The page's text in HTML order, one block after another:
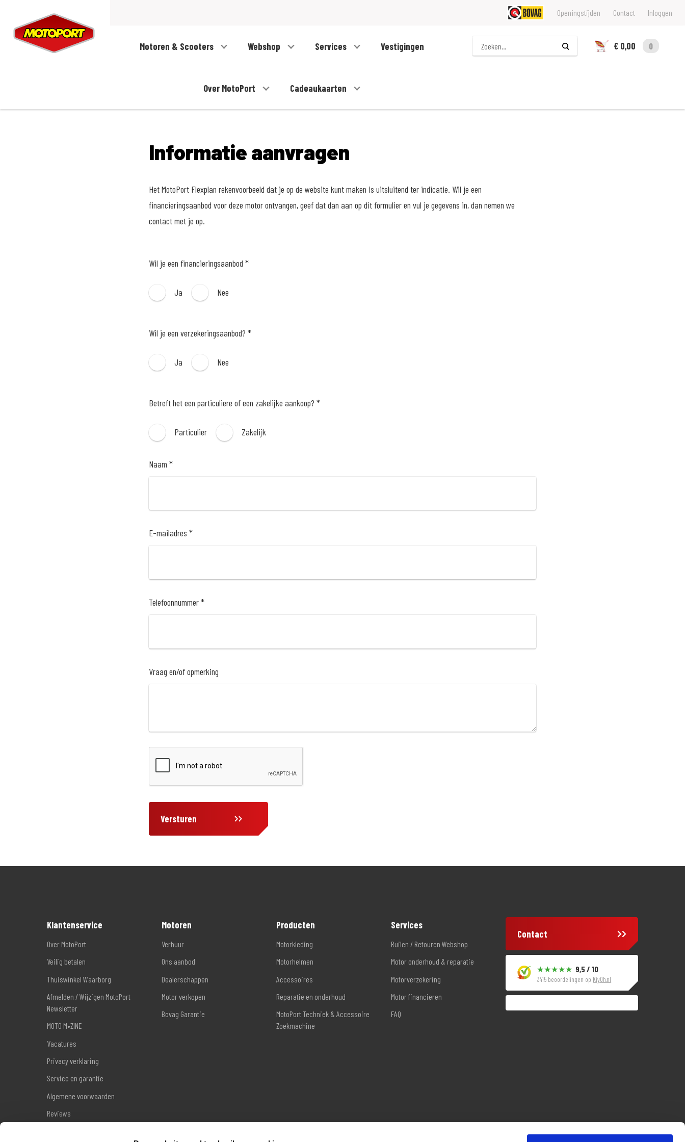
Openingstijden Contact Inloggen
Motoren & Scooters Webshop Services Vestigingen
Over MotoPort Cadeaukaarten
Zoeken
€ 0,00
0
Informatie aanvragen
Het MotoPort Flexplan rekenvoorbeeld dat je op de website kunt maken is uitsluitend ter indicatie. Wil je een
financieringsaanbod voor deze motor ontvangen, geef dat dan aan op dit formulier en vul je gegevens in, dan nemen we
contact met je op.
Wil je een financieringsaanbod *
Ja Nee
Wil je een verzekeringsaanbod? *
Ja Nee
Betreft het een particuliere of een zakelijke aankoop? *
Particulier Zakelijk
Naam *
E-mailadres *
Telefoonnummer *
Vraag en/of opmerking
Versturen
Klantenservice
Over MotoPort
Veilig betalen
Thuiswinkel Waarborg
Afmelden / Wijzigen MotoPort
Newsletter
MOTO M•ZINE
Vacatures
Privacy verklaring
Service en garantie
Algemene voorwaarden
Reviews
Motoren
Verhuur
Ons aanbod
Dealerschappen
Motor verkopen
Bovag Garantie
Producten
Motorkleding
Motorhelmen
Accessoires
Reparatie en onderhoud
MotoPort Techniek & Accessoire
Zoekmachine
Services
Ruilen / Retouren Webshop
Motor onderhoud & reparatie
Motorverzekering
Motor financieren
FAQ
Contact
9,5 / 10
3415 beoordelingen op KiyOh.nl